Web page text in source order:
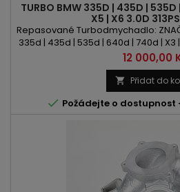
TURBO BMW 335D | 435D |
X5 | X6 3.0D
Repasované Turbodmychadlo:
335d | 435d | 535d | 640d | 740d | X3 |
N57D30 OBSAH: 2993ccm 3.0d
VÝROBY: 2011 -
Cena
12 000,00
 Přidat do
 Požádejte o dostupnost